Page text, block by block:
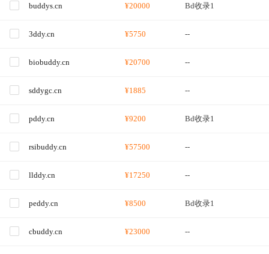
buddys.cn ¥20000 Bd收录1
3ddy.cn ¥5750 --
biobuddy.cn ¥20700 --
sddygc.cn ¥1885 --
pddy.cn ¥9200 Bd收录1
rsibuddy.cn ¥57500 --
llddy.cn ¥17250 --
peddy.cn ¥8500 Bd收录1
cbuddy.cn ¥23000 --